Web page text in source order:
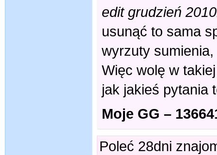
edit grudzień
usunąć to sama
wyrzuty
Więc wolę w
jak jakieś pytania
Moje GG –
Poleć 28dni